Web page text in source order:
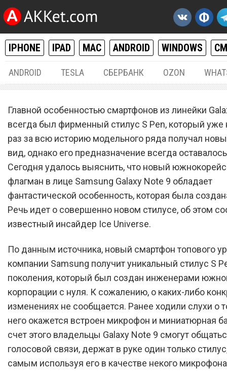
IPHONE IPAD MAC ANDROID WINDOWS
ANDROID TESLA СБЕРБАНК OZON
Samsung Galaxy Note 9
фантастической
которая была создана с
Главной особенностью смартфонов из линейки
всегда был фирменный стилус S Pen, который уже
раз за всю историю модельного ряда получал
вид, однако его предназначение всегда
Сегодня удалось выяснить, что новый
флагман в лице Samsung Galaxy Note 9 обладает
фантастической особенность, которая была
Речь идет о совершенно новом стилусе, об этом
известный инсайдер Ice Universe.
По данным источника, новый смартфон топового
компании Samsung получит уникальный стилус S
поколения, который был создан инженерами
корпорации с нуля. К сожалению, о каких-либо
изменениях не сообщается. Ранее ходили слухи о
него окажется встроен микрофон и миниатюрная
счет этого владельцы Galaxy Note 9 смогут
голосовой связи, держат в руке один только
самым используя его в качестве некого